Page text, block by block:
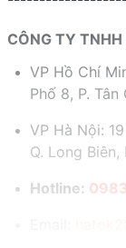
CÔNG TY
VP Hồ Chí
Phố 8, P. Tân
VP Hà Nội:
Q. Long Biên,
Hotline: